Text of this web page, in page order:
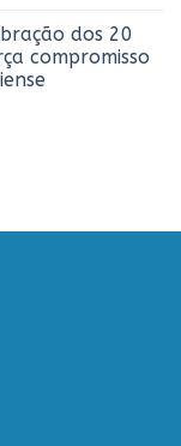
dos 20
compromisso